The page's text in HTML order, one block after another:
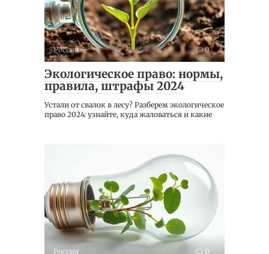
Россия 0
Экологическое право: нормы,
правила, штрафы 2024
Устали от свалок в лесу? Разберем экологическое
право 2024: узнайте, куда жаловаться и какие
Россия 0